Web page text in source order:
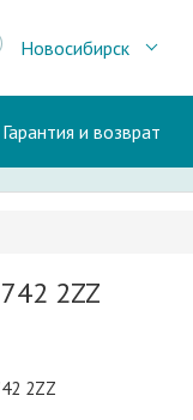
Новосибирск
Гарантия и возврат
2ZZ
2ZZ